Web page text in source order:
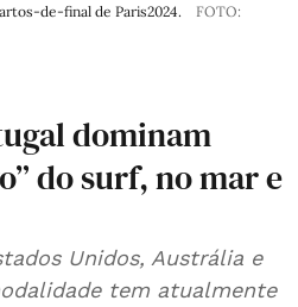
de-final de Paris2024.
FOTO:
dominam
do surf, no mar e
Unidos, Austrália e
tem atualmente